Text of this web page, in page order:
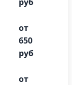
от
650
руб
от